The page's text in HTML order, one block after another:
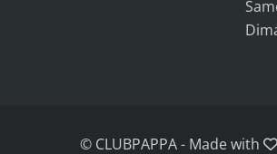
© CLUBPAPPA- Made with